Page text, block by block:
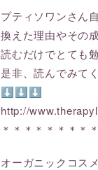
プティソワンさん
換えた理由やその
読むだけでとても
是非、読んでみて
⬇⬇⬇
http://
＊＊＊＊＊＊＊＊
オーガニックコス